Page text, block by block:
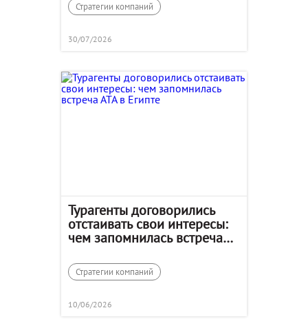
Стратегии компаний
30/07/2026
Турагенты договорились
отстаивать свои интересы:
чем запомнилась встреча
Стратегии компаний
10/06/2026